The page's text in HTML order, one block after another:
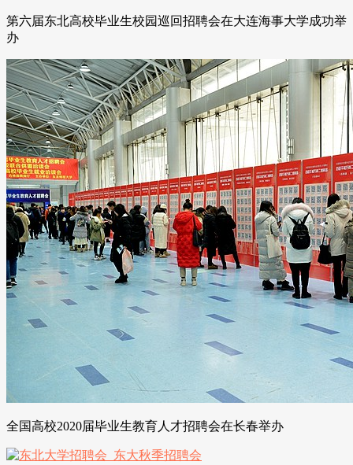
第六届东北高校毕业生校园巡回招聘会在大连海事大学成功举
办
全国高校2020届毕业生教育人才招聘会在长春举办